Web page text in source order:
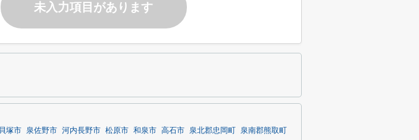
未入力項目があります
貝塚市 泉佐野市 河内長野市 松原市 和泉市 高石市 泉北郡忠岡町
泉南郡熊取町